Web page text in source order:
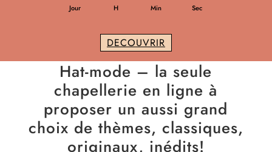
Jour H Min Sec
DECOUVRIR
Hat-mode – la seule
chapellerie en ligne à
proposer un aussi grand
choix de thèmes, classiques,
originaux, inédits!